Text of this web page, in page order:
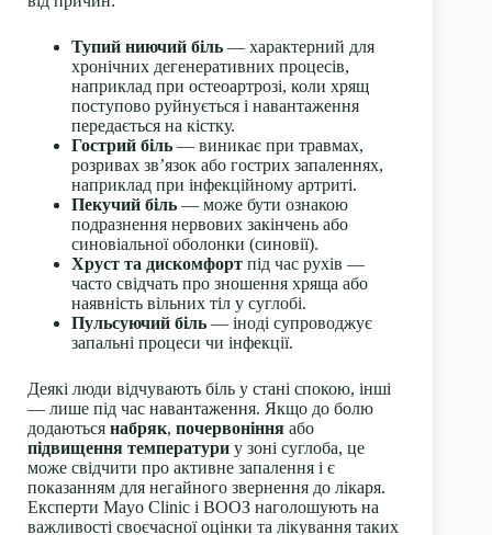
Тупий ниючий біль — характерний для
хронічних дегенеративних процесів,
наприклад при остеоартрозі, коли хрящ
поступово руйнується і навантаження
передається на кістку.
Гострий біль — виникає при травмах,
розривах зв’язок або гострих запаленнях,
наприклад при інфекційному артриті.
Пекучий біль — може бути ознакою
подразнення нервових закінчень або
синовіальної оболонки (синовії).
Хруст та дискомфорт під час рухів —
часто свідчать про зношення хряща або
наявність вільних тіл у суглобі.
Пульсуючий біль — іноді супроводжує
запальні процеси чи інфекції.
Деякі люди відчувають біль у стані спокою, інші
— лише під час навантаження. Якщо до болю
додаються набряк, почервоніння або
підвищення температури у зоні суглоба, це
може свідчити про активне запалення і є
показанням для негайного звернення до лікаря.
Експерти Mayo Clinic і ВООЗ наголошують на
важливості своєчасної оцінки та лікування таких